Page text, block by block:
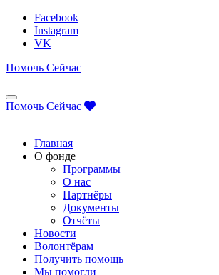
Facebook
Instagram
VK
Помочь Сейчас
Помочь Сейчас
Главная
О фонде
Программы
О нас
Партнёры
Документы
Отчёты
Новости
Волонтёрам
Получить помощь
Мы помогли